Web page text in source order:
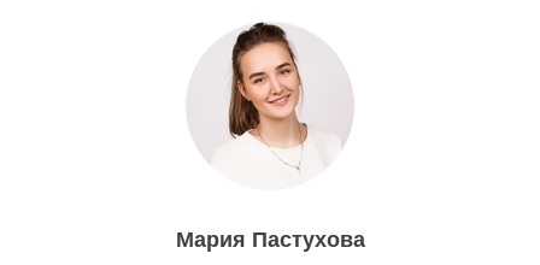
Мария Пастухова